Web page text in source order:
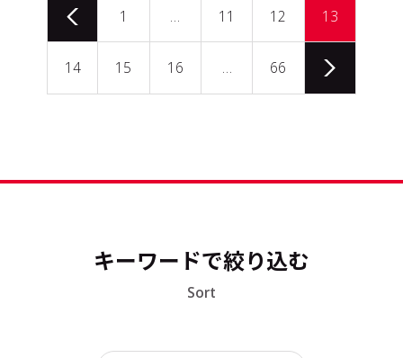
1 … 11 12 13
14 15 16 … 66
キーワードで絞り込む
Sort